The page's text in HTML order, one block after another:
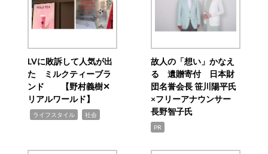
LVに敗訴して人気が出
た ミルクティーブラ
ンド 【野村義樹✕
リアルワールド】
ライフスタイル 社会
故人の「想い」かなえ
る 遺贈寄付 日本財
団名誉会長 笹川陽平氏
×フリーアナウンサー
長野智子氏
PR